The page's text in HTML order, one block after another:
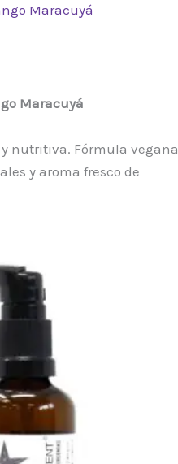
Maracuyá
Maracuyá
nutritiva. Fórmula vegana
y aroma fresco de